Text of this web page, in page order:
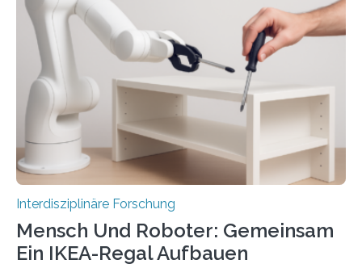
Interdisziplinäre Forschung
Mensch Und Roboter: Gemeinsam
Ein IKEA-Regal Aufbauen